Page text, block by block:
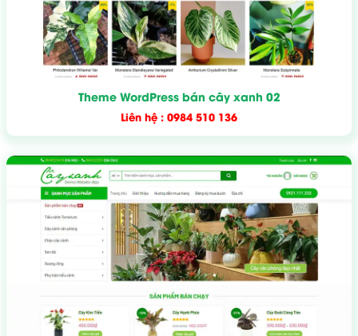
Theme WordPress bán cây xanh 02
Liên hệ : 0984 510 136